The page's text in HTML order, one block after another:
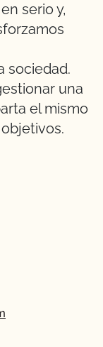
serio y,
sociedad.
una
el mismo